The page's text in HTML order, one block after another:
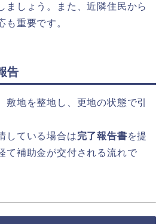
ましょう。また、近隣住民から
も重要です。
告
敷地を整地し、更地の状態で引
している場合は完了報告書を提
て補助金が交付される流れで